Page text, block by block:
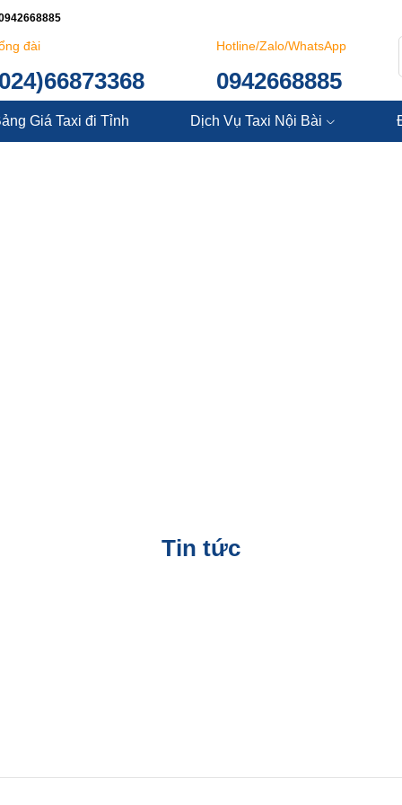
đài Hotline/Zalo/WhatsApp
0942668885
Giá Taxi đi Tỉnh Dịch Vụ Taxi Nội Bài
Tin tức